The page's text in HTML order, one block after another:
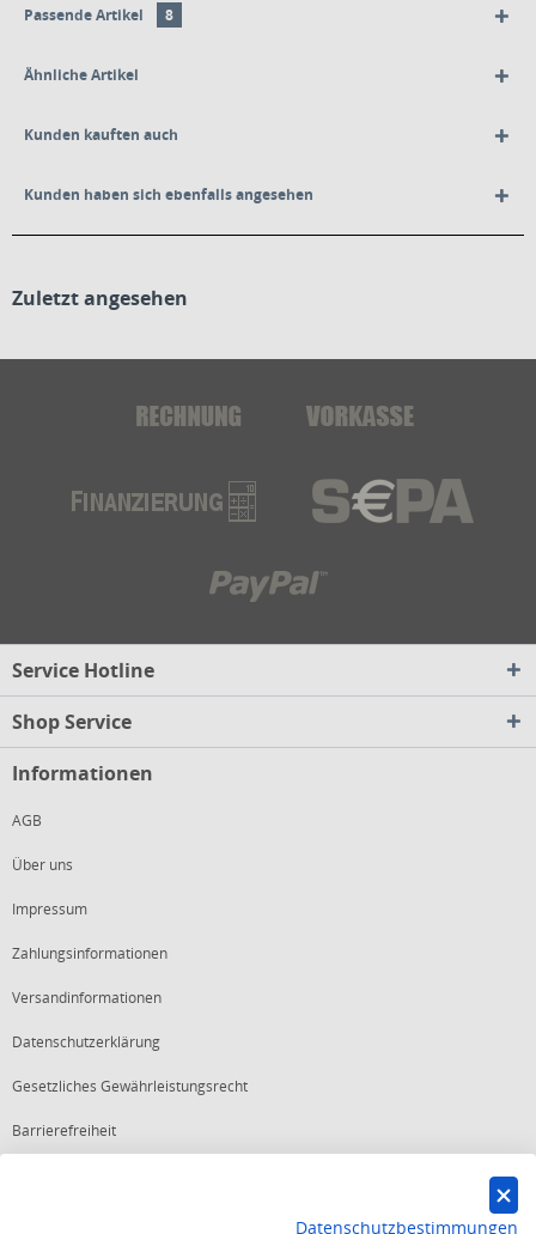
Passende Artikel 8
Ähnliche Artikel
Kunden kauften auch
Kunden haben sich ebenfalls angesehen
Zuletzt angesehen
Service Hotline
Shop Service
Informationen
AGB
Über uns
Impressum
Zahlungsinformationen
Versandinformationen
Datenschutzerklärung
Gesetzliches Gewährleistungsrecht
Barrierefreiheit
Datenschutzbestimmungen